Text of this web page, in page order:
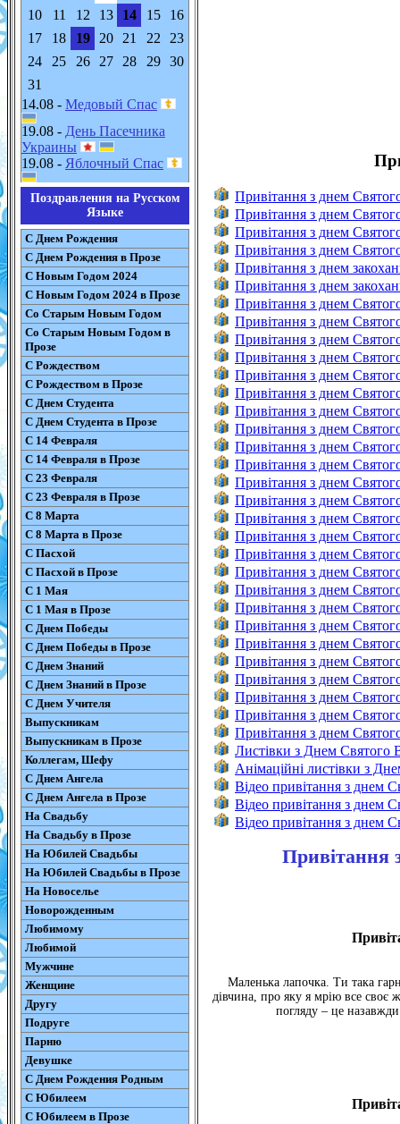
10
11 12 13 14 15
16
17
18 19 20 21 22
23
24
25 26 27 28 29
30
31
14.08 - Медовый Спас
19.08 - День Пасечника
Украины
19.08 - Яблочный Спас
Поздравления на Русском
Языке
С Днем Рождения
С Днем Рождения в Прозе
С Новым Годом 2024
С Новым Годом 2024 в Прозе
Со Старым Новым Годом
Со Старым Новым Годом в
Прозе
С Рождеством
С Рождеством в Прозе
С Днем Студента
С Днем Студента в Прозе
С 14 Февраля
С 14 Февраля в Прозе
С 23 Февраля
С 23 Февраля в Прозе
С 8 Марта
С 8 Марта в Прозе
С Пасхой
С Пасхой в Прозе
С 1 Мая
С 1 Мая в Прозе
С Днем Победы
С Днем Победы в Прозе
С Днем Знаний
С Днем Знаний в Прозе
С Днем Учителя
Выпускникам
Выпускникам в Прозе
Коллегам, Шефу
С Днем Ангела
С Днем Ангела в Прозе
На Свадьбу
На Свадьбу в Прозе
На Юбилей Свадьбы
На Юбилей Свадьбы в Прозе
На Новоселье
Новорожденным
Любимому
Любимой
Мужчине
Женщине
Другу
Подруге
Парню
Девушке
С Днем Рождения Родным
С Юбилеем
С Юбилеем в Прозе
Привітання з днем
Привітання з днем
Привітання з днем
Привітання з днем
Привітання з днем
Привітання з днем
Привітання з днем
Привітання з днем
Привітання з днем
Привітання з днем
Привітання з днем
Привітання з днем
Привітання з днем
Привітання з днем
Привітання з днем
Привітання з днем
Привітання з днем
Привітання з днем
Привітання з днем
Привітання з днем
Привітання з днем
Привітання з днем
Привітання з днем
Привітання з днем
Привітання з днем
Привітання з днем
Привітання з днем
Привітання з днем
Привітання з днем
Привітання з днем
Привітання з днем
Листівки з Днем Святого
Анімаційні листівки з
Відео привітання з днем
Відео привітання з днем
Відео привітання з днем
Привітання
Маленька лапочка. Ти така
дівчина, про яку я мрію все своє
погляду – це